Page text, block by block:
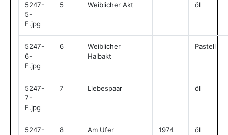
5247-
5-
F.jpg
5 Weiblicher Akt öl
5247-
6-
F.jpg
6
Weiblicher
Halbakt
Pastell
5247-
7-
F.jpg
7 Liebespaar öl
5247-
8 Am Ufer 1974 öl